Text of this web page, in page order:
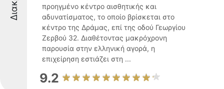
προηγμένο κέντρο αισθητικής και
αδυνατίσματος, το οποίο βρίσκεται στο
κέντρο της Δράμας, επί της οδού Γεωργίου
Ζερβού 32. Διαθέτοντας μακρόχρονη
παρουσία στην ελληνική αγορά, η
επιχείρηση εστιάζει στη ...
9.2